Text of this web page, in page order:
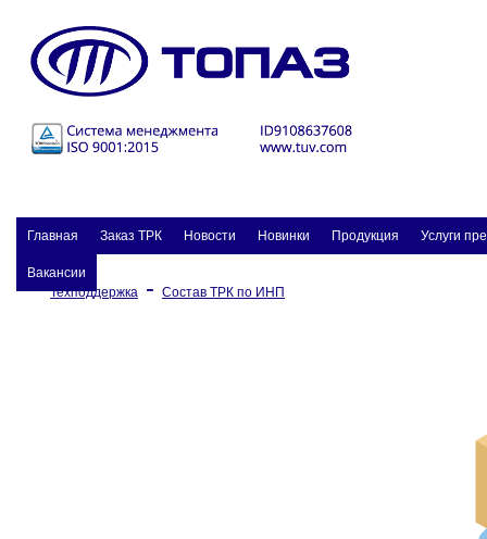
Главная Заказ ТPК Новости Новинки Продукция Услуги
Вакансии
Техподдержка - Состав ТРК по ИНП